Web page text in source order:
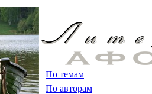
По темам
По авторам